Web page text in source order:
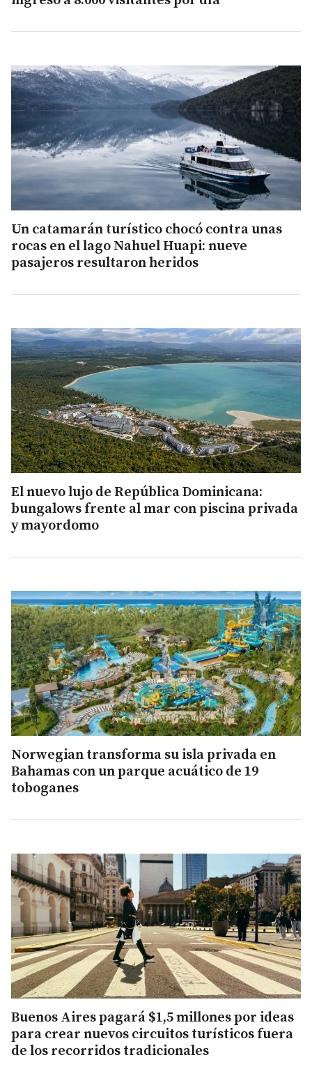
Un catamarán turístico chocó contra unas
rocas en el lago Nahuel Huapi: nueve
pasajeros resultaron heridos
El nuevo lujo de República Dominicana:
bungalows frente al mar con piscina privada
y mayordomo
Norwegian transforma su isla privada en
Bahamas con un parque acuático de 19
toboganes
Buenos Aires pagará $1,5 millones por ideas
para crear nuevos circuitos turísticos fuera
de los recorridos tradicionales